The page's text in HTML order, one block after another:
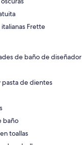
italianas Frette
de baño de diseñador
pasta de dientes
baño
toallas